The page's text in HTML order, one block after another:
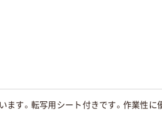
す。転写用シート付きです。作業性に